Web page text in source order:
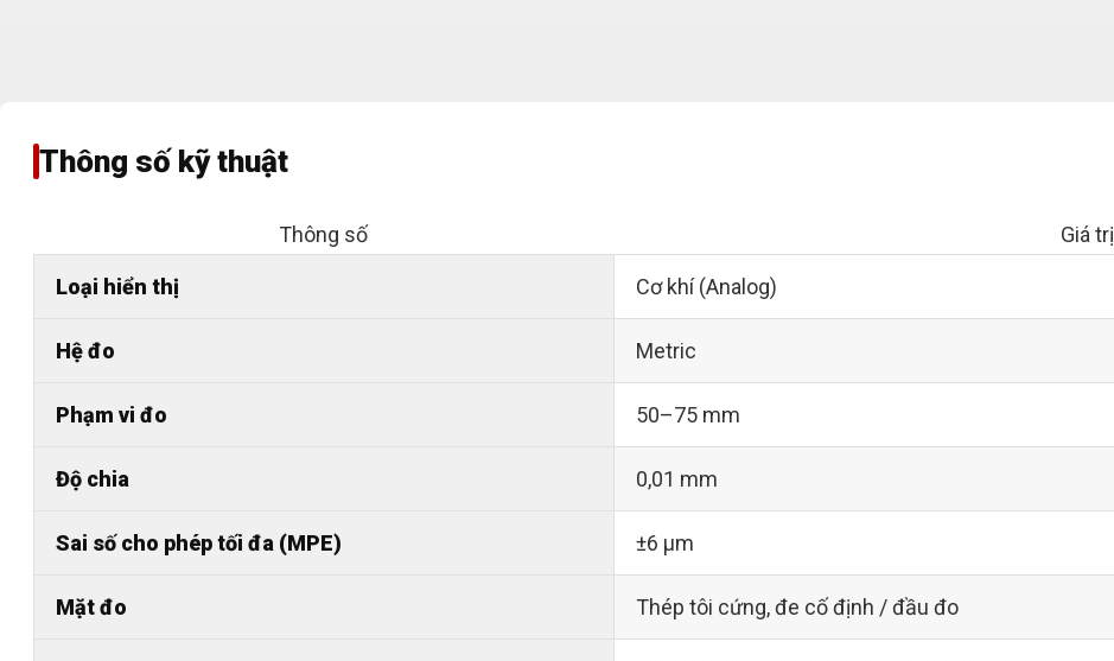
Thông số kỹ thuật
Thông số Giá trị
Loại hiển thị Cơ khí (Analog)
Hệ đo Metric
Phạm vi đo 50–75 mm
Độ chia 0,01 mm
Sai số cho phép tối đa (MPE) ±6 µm
Mặt đo Thép tôi cứng, đe cố định / đầu đo